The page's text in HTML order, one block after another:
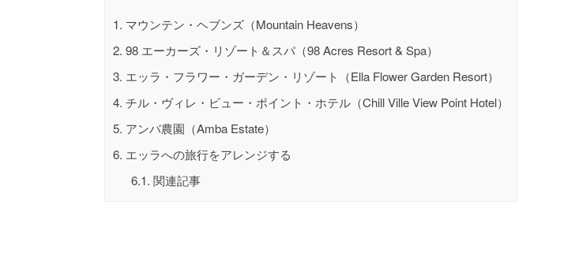
1. マウンテン・ヘブンズ（Mountain Heavens）
2. 98 エーカーズ・リゾート＆スパ（98 Acres Resort & Spa）
3. エッラ・フラワー・ガーデン・リゾート（Ella Flower Garden Resort）
4. チル・ヴィレ・ビュー・ポイント・ホテル（Chill Ville View Point Hotel）
5. アンバ農園（Amba Estate）
6. エッラへの旅行をアレンジする
6.1. 関連記事